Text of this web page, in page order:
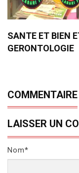
SANTE ET BIEN
GERONTOLOGIE
COMMENTAIRE
LAISSER UN
Nom*